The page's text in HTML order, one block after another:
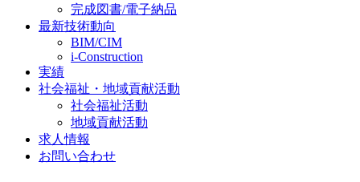
完成図書/電子納品
最新技術動向
BIM/CIM
i-Construction
実績
社会福祉・地域貢献活動
社会福祉活動
地域貢献活動
求人情報
お問い合わせ